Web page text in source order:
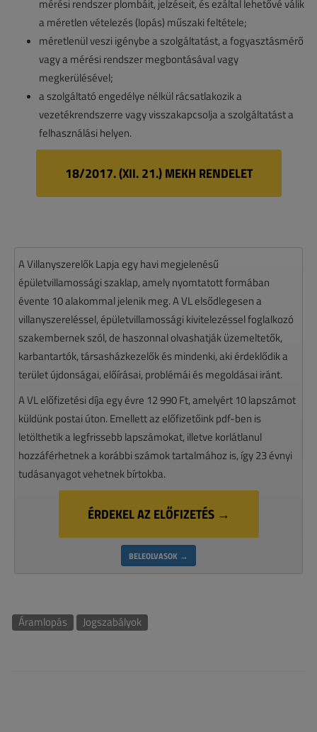
mérési rendszer plombáit, jelzéseit, és ezáltal lehetővé válik
a méretlen vételezés (lopás) műszaki feltétele;
méretlenül veszi igénybe a szolgáltatást, a fogyasztásmérő
vagy a mérési rendszer megbontásával vagy
megkerülésével;
a szolgáltató engedélye nélkül rácsatlakozik a
vezetékrendszerre vagy visszakapcsolja a szolgáltatást a
felhasználási helyen.
18/2017. (XII. 21.) MEKH RENDELET
A Villanyszerelők Lapja egy havi megjelenésű
épületvillamossági szaklap, amely nyomtatott formában
évente 10 alakommal jelenik meg. A VL elsődlegesen a
villanyszereléssel, épületvillamossági kivitelezéssel foglalkozó
szakembernek szól, de haszonnal olvashatják üzemeltetők,
karbantartók, társasházkezelők és mindenki, aki érdeklődik a
terület újdonságai, előírásai, problémái és megoldásai iránt.
A VL előfizetési díja egy évre 12 990 Ft, amelyért 10 lapszámot
küldünk postai úton. Emellett az előfizetőink pdf-ben is
letölthetik a legfrissebb lapszámokat, illetve korlátlanul
hozzáférhetnek a korábbi számok tartalmához is, így 23 évnyi
tudásanyagot vehetnek bírtokba.
ÉRDEKEL AZ ELŐFIZETÉS →
BELEOLVASOK →
Áramlopás Jogszabályok